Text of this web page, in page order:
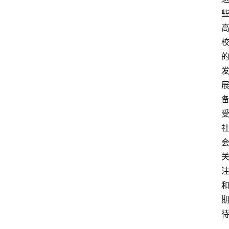
些
高
校
的
发
展
备
受
社
会
关
注
和
期
待